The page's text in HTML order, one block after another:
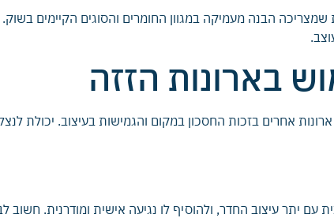
הבנה מעמיקה במגוון החומרים והסוגים הקיימים
בארונות הזזה
ארונות אחרים בזכות החסכון במקום והגמישות בעיצוב. יכולת
עם יתר עיצוב החדר, ולהוסיף לו נגיעה אישית ומודרנית.